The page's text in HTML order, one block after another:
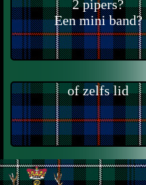
2 pipers?
Een mini band?
of zelfs lid